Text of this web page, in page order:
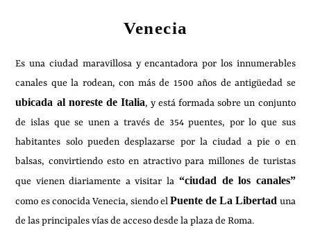
Venecia
Es una ciudad maravillosa y encantadora por los innumerables
canales que la rodean, con más de 1500 años de antigüedad se
ubicada al noreste de Italia, y está formada sobre un conjunto
de islas que se unen a través de 354 puentes, por lo que sus
habitantes solo pueden desplazarse por la ciudad a pie o en
balsas, convirtiendo esto en atractivo para millones de turistas
que vienen diariamente a visitar la “ciudad de los canales”
como es conocida Venecia, siendo elPuente de La Libertad una
de las principales vías de acceso desde la plaza de Roma.